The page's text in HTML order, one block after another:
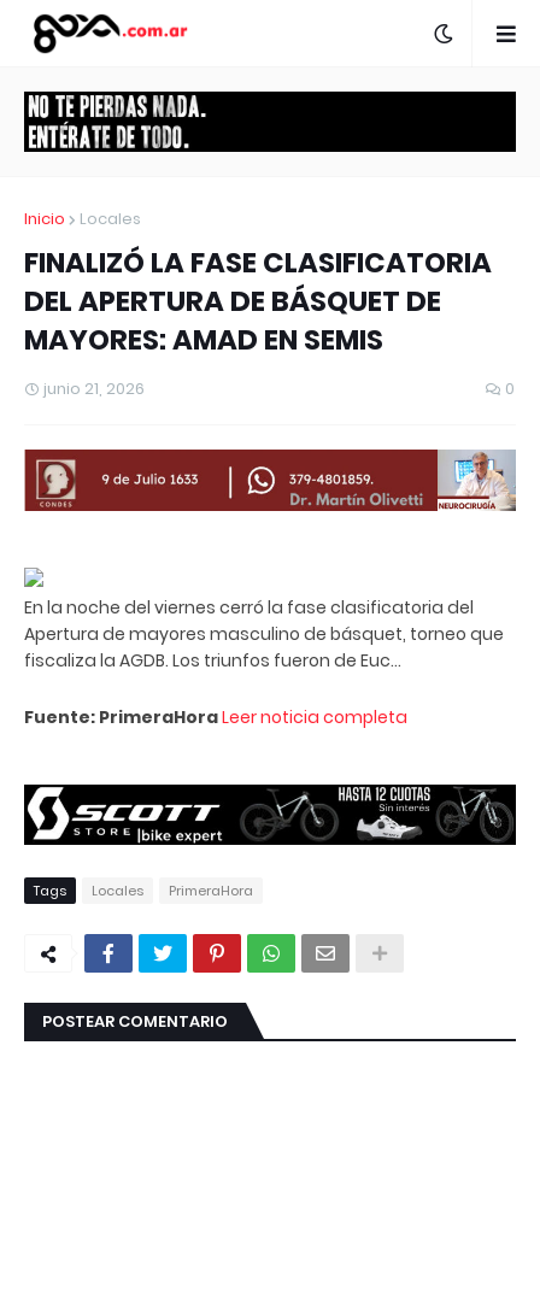
Inicio Locales
FINALIZÓ LA FASE CLASIFICATORIA
DEL APERTURA DE BÁSQUET DE
MAYORES: AMAD EN SEMIS
junio 21, 2026 0
En la noche del viernes cerró la fase clasificatoria del
Apertura de mayores masculino de básquet, torneo que
fiscaliza la AGDB. Los triunfos fueron de Euc...
Fuente: PrimeraHoraLeer noticia completa
Tags Locales PrimeraHora
POSTEAR COMENTARIO